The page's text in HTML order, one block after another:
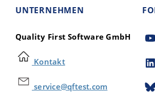
UNTERNEHMEN
Quality First Software GmbH
Kontakt
service@qftest.com